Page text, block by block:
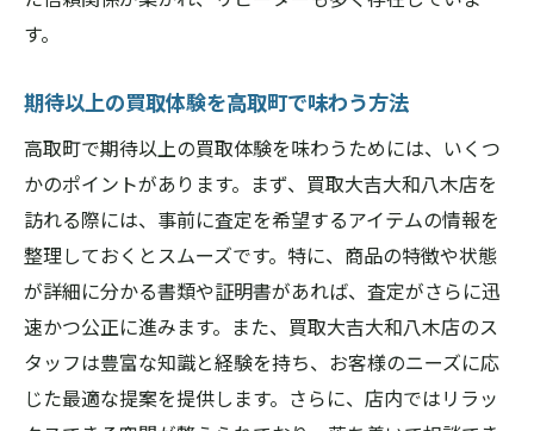
す。
期待以上の買取体験を高取町で味わう方法
高取町で期待以上の買取体験を味わうためには、いくつ
かのポイントがあります。まず、買取大吉大和八木店を
訪れる際には、事前に査定を希望するアイテムの情報を
整理しておくとスムーズです。特に、商品の特徴や状態
が詳細に分かる書類や証明書があれば、査定がさらに迅
速かつ公正に進みます。また、買取大吉大和八木店のス
タッフは豊富な知識と経験を持ち、お客様のニーズに応
じた最適な提案を提供します。さらに、店内ではリラッ